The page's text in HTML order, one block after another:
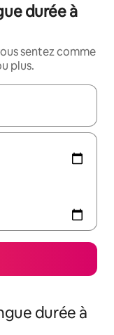
durée à
sentez comme
plus.
les flèches vers le
durée à